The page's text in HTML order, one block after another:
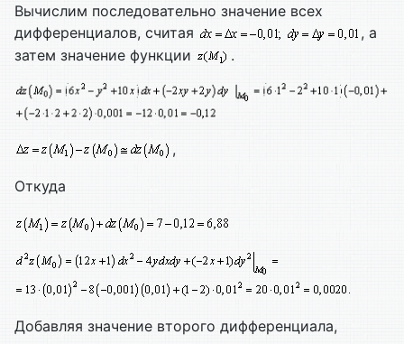
Вычислим последовательно значение всех
дифференциалов, считая
, а
затем значение функции
.
,
Откуда
Добавляя значение второго дифференциала,